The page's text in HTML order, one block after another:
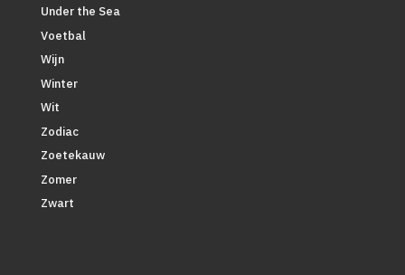
Under the Sea
Voetbal
Wijn
Winter
Wit
Zodiac
Zoetekauw
Zomer
Zwart